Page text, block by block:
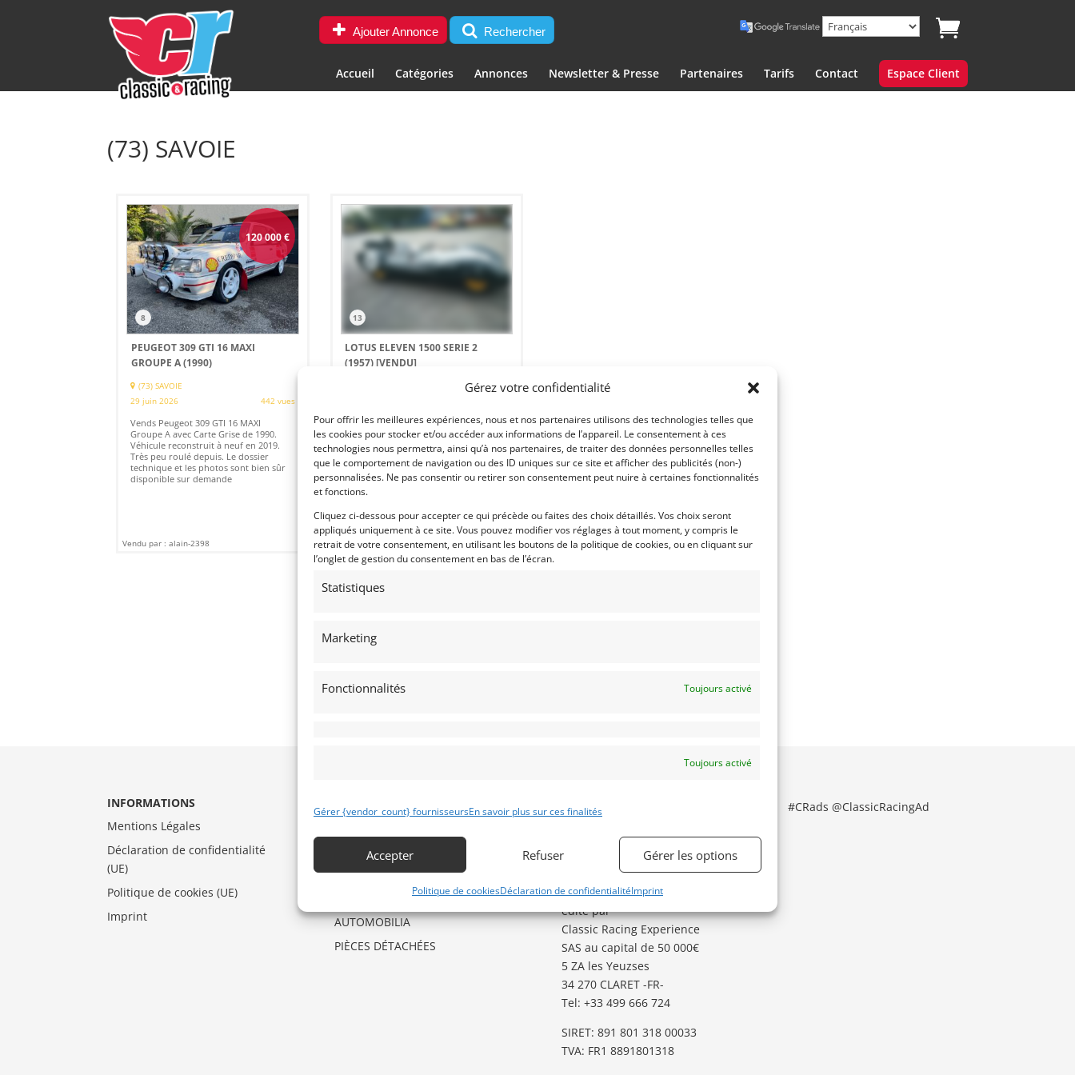
Gérez votre confidentialité
Pour offrir les meilleures expériences, nous et nos partenaires utilisons des technologies telles que
les cookies pour stocker et/ou accéder aux informations de l’appareil. Le consentement à ces
technologies nous permettra, ainsi qu’à nos partenaires, de traiter des données personnelles telles
que le comportement de navigation ou des ID uniques sur ce site et afficher des publicités (non-)
personnalisées. Ne pas consentir ou retirer son consentement peut nuire à certaines fonctionnalités
et fonctions.
Cliquez ci-dessous pour accepter ce qui précède ou faites des choix détaillés. Vos choix seront
appliqués uniquement à ce site. Vous pouvez modifier vos réglages à tout moment, y compris le
retrait de votre consentement, en utilisant les boutons de la politique de cookies, ou en cliquant sur
l’onglet de gestion du consentement en bas de l’écran.
Statistiques
Marketing
Fonctionnalités Toujours activé
Toujours activé
Gérer {vendor_count} fournisseursEn savoir plus sur ces finalités
Accepter Refuser Gérer les options
Politique de cookiesDéclaration de confidentialitéImprint
Ajouter Annonce Rechercher
Accueil Catégories Annonces Newsletter & Presse Partenaires Tarifs Contact Espace Client
(73) SAVOIE
120 000€
8
PEUGEOT 309 GTI 16 MAXI
GROUPE A (1990)
(73) SAVOIE
29 juin 2026
442 vues
Vends Peugeot 309 GTI 16 MAXI
Groupe A avec Carte Grise de 1990.
Véhicule reconstruit à neuf en 2019.
Très peu roulé depuis. Le dossier
technique et les photos sont bien sûr
disponible sur demande
Vendu par : alain-2398
13
LOTUS ELEVEN 1500 SERIE 2
(1957)[VENDU]
Vends Véritable lotus Eleven série 2 de
1957. Référencée Historic Lotus
Register.Webers DCO3. PTH 2025. Vient
avec 2 carrosseries. Parfaite.
Vendu par : gravier851
INFORMATIONS
Mentions Légales
Déclaration de confidentialité
(UE)
Politique de cookies (UE)
Imprint
DRAGSTER
MOTO
VENTES AUX ENCHERES
AUTOMOBILIA
PIÈCES DÉTACHÉES
Contactez notre service
Annonces
Classic Racing Annonces
édité par
Classic Racing Experience
SAS au capital de 50 000€
5 ZA les Yeuzses
34 270 CLARET -FR-
Tel: ‭+33 499 666 724‬
SIRET: 891 801 318 00033
TVA: FR1 8891801318
#CRads @ClassicRacingAd